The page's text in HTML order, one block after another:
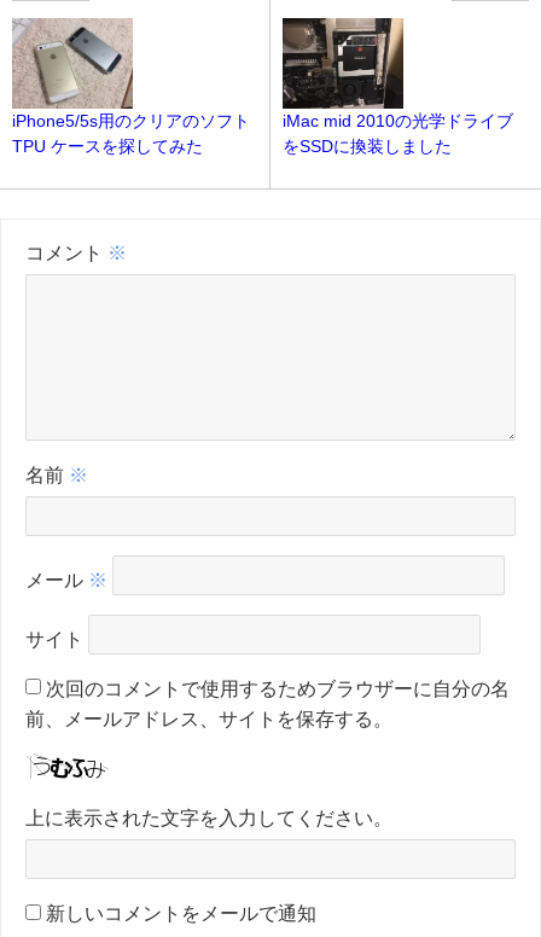
iPhone5/5s用のクリアのソフト
TPU ケースを探してみた
iMac mid 2010の光学ドライブ
をSSDに換装しました
コメント ※
名前 ※
メール ※
サイト
次回のコメントで使用するためブラウザーに自分の名
前、メールアドレス、サイトを保存する。
上に表示された文字を入力してください。
新しいコメントをメールで通知